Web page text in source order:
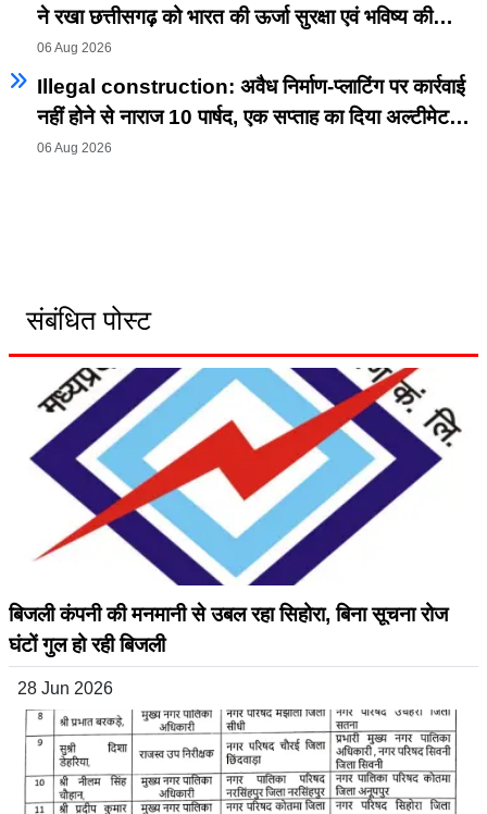
ने रखा छत्तीसगढ़ को भारत की ऊर्जा सुरक्षा एवं भविष्य की
क्रिटिकल मिनरल अर्थव्यवस्था का अग्रणी राज्य बनाने का
विजन
06 Aug 2026
Illegal construction: अवैध निर्माण-प्लाटिंग पर कार्रवाई
नहीं होने से नाराज 10 पार्षद, एक सप्ताह का दिया अल्टीमेटम;
धरना-प्रदर्शन की चेतावनी।
06 Aug 2026
संबंधित पोस्ट
बिजली कंपनी की मनमानी से उबल रहा सिहोरा, बिना सूचना रोज
घंटों गुल हो रही बिजली
28 Jun 2026